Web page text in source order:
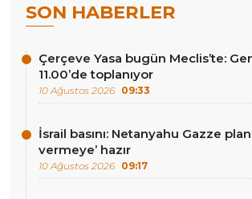
SON HABERLER
Çerçeve Yasa bugün Meclis’te:
11.00’de toplanıyor
10 Ağustos 2026 09:33
İsrail basını: Netanyahu Gazze
vermeye’ hazır
10 Ağustos 2026 09:17